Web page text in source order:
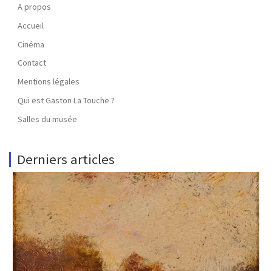
A propos
Accueil
Cinéma
Contact
Mentions légales
Qui est Gaston La Touche ?
Salles du musée
Derniers articles